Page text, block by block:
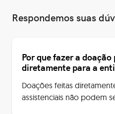
Respondemos suas
Por que fazer a
diretamente para a
Doações feitas
assistenciais não podem